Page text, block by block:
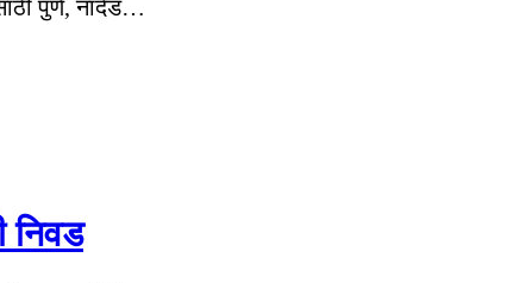
पुणे, नांदेड…
निवड